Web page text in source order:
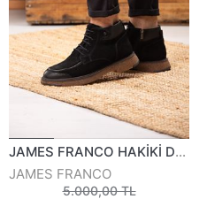
JAMES FRANCO HAKİKİ DERİ ERKEK GÜNLÜK BOT 932123K
JAMES FRANCO
5.000,00 TL